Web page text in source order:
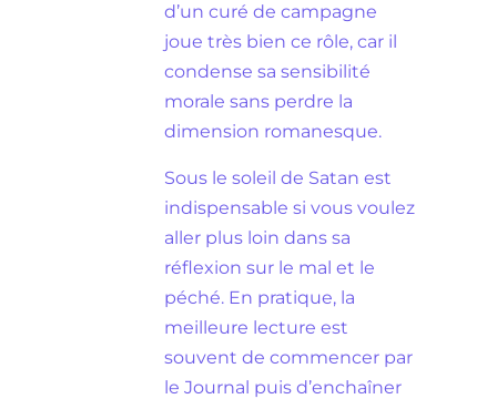
d’un curé de campagne
joue très bien ce rôle, car il
condense sa sensibilité
morale sans perdre la
dimension romanesque.
Sous le soleil de Satan est
indispensable si vous voulez
aller plus loin dans sa
réflexion sur le mal et le
péché. En pratique, la
meilleure lecture est
souvent de commencer par
le Journal puis d’enchaîner